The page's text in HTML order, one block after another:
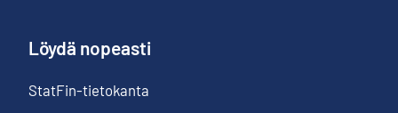
Löydä nopeasti
StatFin-tietokanta